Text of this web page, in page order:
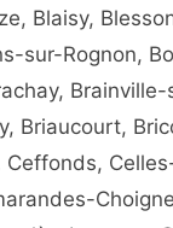
Blaisy,
sur-Rognon,
Briaucourt,